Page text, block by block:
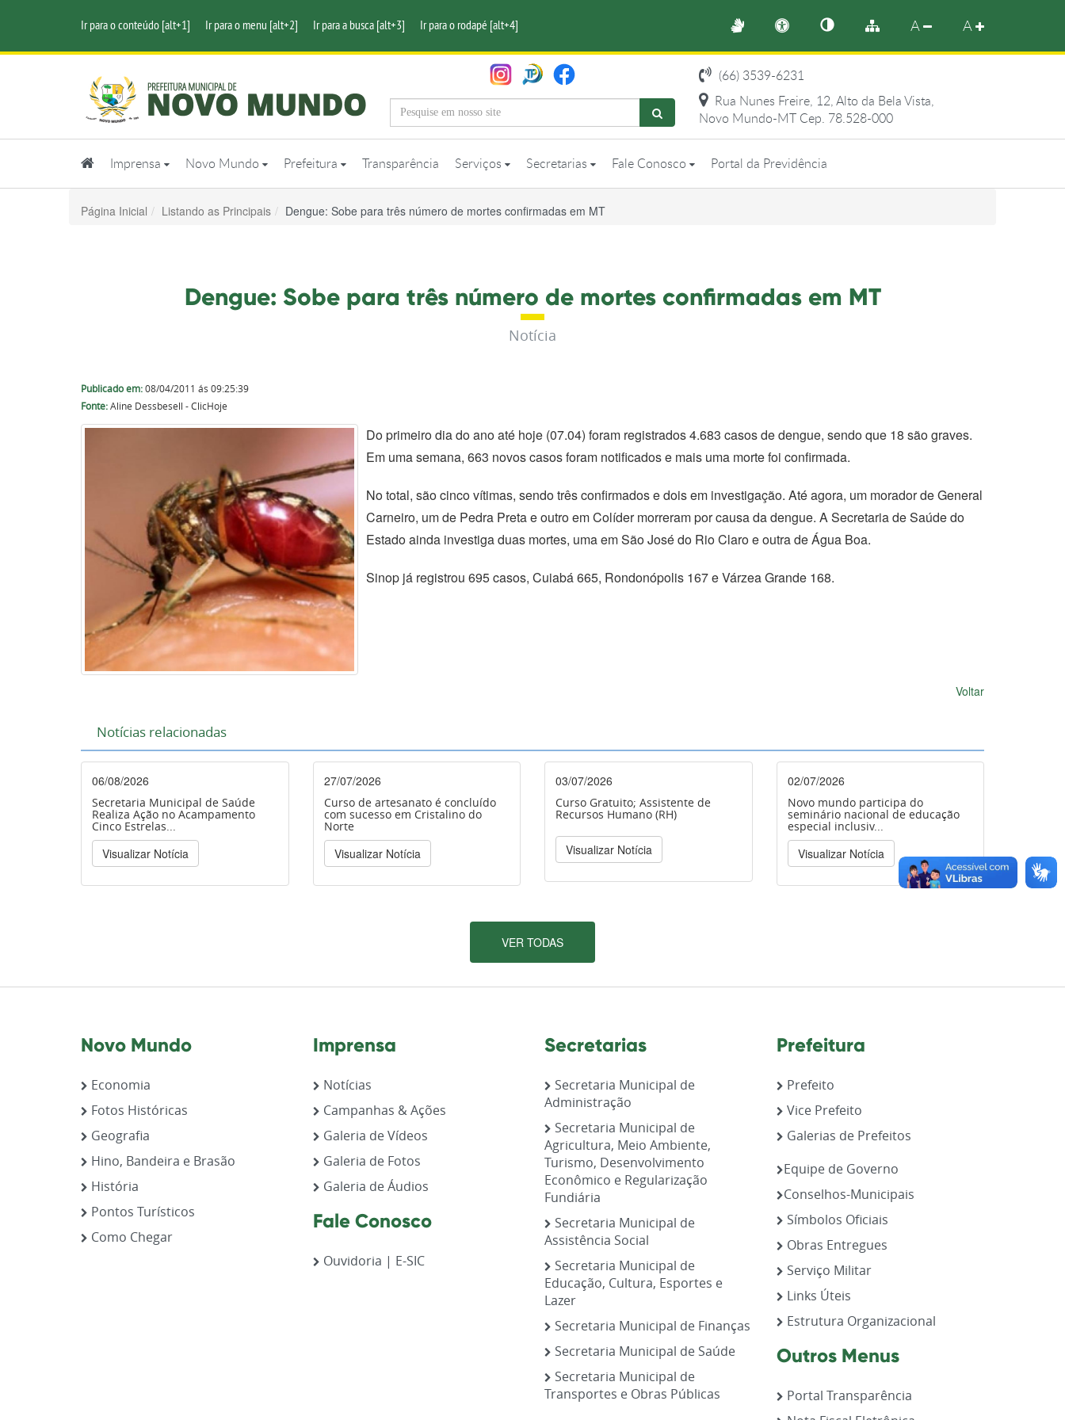
Ir para o conteúdo [alt+1] Ir para o menu [alt+2] Ir para a busca [alt+3] Ir para o rodapé [alt+4] A A
(66) 3539-6231
Rua Nunes Freire, 12, Alto da Bela Vista,
Novo Mundo-MT Cep. 78.528-000
Imprensa Novo Mundo Prefeitura Transparência Serviços Secretarias Fale Conosco Portal da Previdência
Página Inicial Listando as Principais Dengue: Sobe para três número de mortes confirmadas em MT
Dengue: Sobe para três número de mortes confirmadas em MT
Notícia
Publicado em:08/04/2011 ás 09:25:39
Fonte:Aline Dessbesell - ClicHoje
Do primeiro dia do ano até hoje (07.04) foram registrados 4.683 casos de dengue, sendo que 18 são graves.
Em uma semana, 663 novos casos foram notificados e mais uma morte foi confirmada.
No total, são cinco vítimas, sendo três confirmados e dois em investigação. Até agora, um morador de General
Carneiro, um de Pedra Preta e outro em Colíder morreram por causa da dengue. A Secretaria de Saúde do
Estado ainda investiga duas mortes, uma em São José do Rio Claro e outra de Água Boa.
Sinop já registrou 695 casos, Cuiabá 665, Rondonópolis 167 e Várzea Grande 168.
Voltar
Notícias relacionadas
06/08/2026
Secretaria Municipal de Saúde
Realiza Ação no Acampamento
Cinco Estrelas...
Visualizar Notícia
27/07/2026
Curso de artesanato é concluído
com sucesso em Cristalino do
Norte
Visualizar Notícia
03/07/2026
Curso Gratuito; Assistente de
Recursos Humano (RH)
Visualizar Notícia
02/07/2026
Novo mundo participa do
seminário nacional de educação
especial inclusiv...
Visualizar Notícia
VER TODAS
Novo Mundo
Economia
Fotos Históricas
Geografia
Hino, Bandeira e Brasão
História
Pontos Turísticos
Como Chegar
Imprensa
Notícias
Campanhas & Ações
Galeria de Vídeos
Galeria de Fotos
Galeria de Áudios
Fale Conosco
Ouvidoria | E-SIC
Secretarias
Secretaria Municipal de
Administração
Secretaria Municipal de
Agricultura, Meio Ambiente,
Turismo, Desenvolvimento
Econômico e Regularização
Fundiária
Secretaria Municipal de
Assistência Social
Secretaria Municipal de
Educação, Cultura, Esportes e
Lazer
Secretaria Municipal de Finanças
Secretaria Municipal de Saúde
Secretaria Municipal de
Transportes e Obras Públicas
Prefeitura
Prefeito
Vice Prefeito
Galerias de Prefeitos
Equipe de Governo
Conselhos-Municipais
Símbolos Oficiais
Obras Entregues
Serviço Militar
Links Úteis
Estrutura Organizacional
Outros Menus
Portal Transparência